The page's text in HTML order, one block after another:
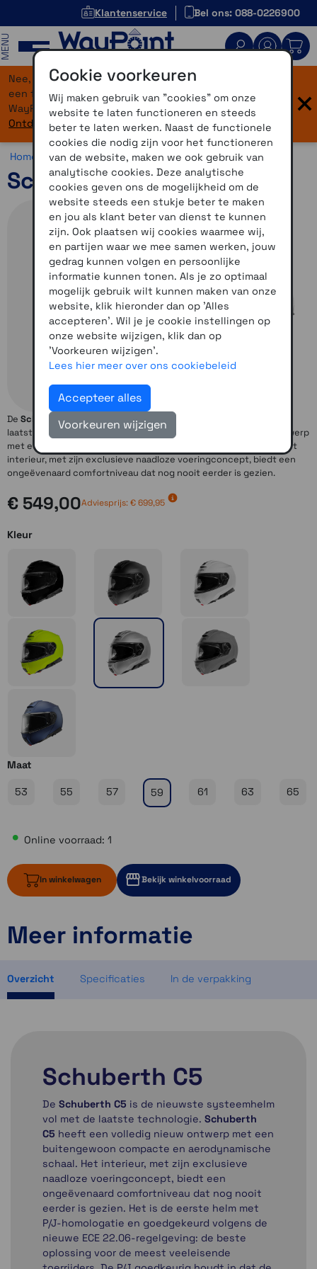
Klantenservice Bel ons: 088-0226900
Nee, je bent niet verdwaald! Onze website heeft
een flinke upgrade gekregen. Dezelfde vertrouwde
WayPoint-service, maar dan in een modern jasje.
Ontdek hier wat er allemaal nieuw is.
×
Home >Motor >Helmen >Schuberth C5
Schuberth C5 Zilver 59
De Schuberth C5
is een helm van de laatste generatie vol met de
laatste technologie.Schuberth C5heeft een volledig nieuw ontwerp
met een buitengewoon compacte en aerodynamische schaal. Het
interieur, met zijn exclusieve naadloze voeringconcept, biedt een
ongeëvenaard comfortniveau dat nog nooit eerder is gezien.
€ 549,00Adviesprijs: € 699,95
Kleur
Maat
53 55 57 59 61 63 65
Online voorraad: 1
In winkelwagen Bekijk winkelvoorraad
1 op voorraad
Momenteel even niet op voorraad
Meer informatie
Overzicht Specificaties In de verpakking
Schuberth C5
De Schuberth C5 is de nieuwste systeemhelm
vol met de laatste technologie. Schuberth
C5 heeft een volledig nieuw ontwerp met een
buitengewoon compacte en aerodynamische
schaal. Het interieur, met zijn exclusieve
naadloze voeringconcept, biedt een
ongeëvenaard comfortniveau dat nog nooit
eerder is gezien. Het is de eerste helm met
P/J-homologatie en goedgekeurd volgens de
nieuwe ECE 22.06-regelgeving: de beste
oplossing voor de meest veeleisende
Cookie voorkeuren
Wij maken gebruik van "cookies" om onze
website te laten functioneren en steeds
beter te laten werken. Naast de functionele
cookies die nodig zijn voor het functioneren
van de website, maken we ook gebruik van
analytische cookies. Deze analytische
cookies geven ons de mogelijkheid om de
website steeds een stukje beter te maken
en jou als klant beter van dienst te kunnen
zijn. Ook plaatsen wij cookies waarmee wij,
en partijen waar we mee samen werken, jouw
gedrag kunnen volgen en persoonlijke
informatie kunnen tonen. Als je zo optimaal
mogelijk gebruik wilt kunnen maken van onze
website, klik hieronder dan op 'Alles
accepteren'. Wil je je cookie instellingen op
onze website wijzigen, klik dan op
'Voorkeuren wijzigen'.
Lees hier meer over ons cookiebeleid
Accepteer alles
Voorkeuren wijzigen